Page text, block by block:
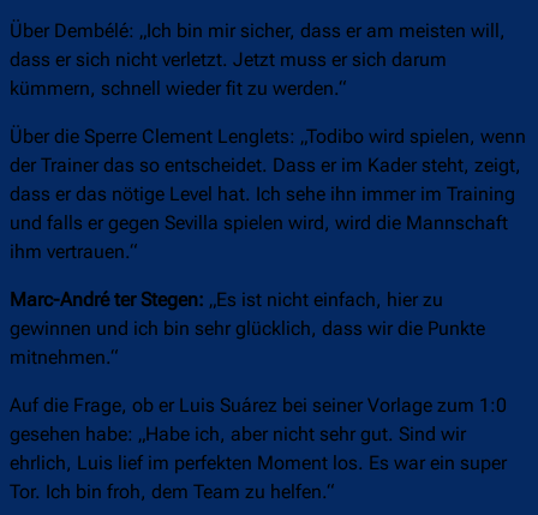
Über Dembélé: „Ich bin mir sicher, dass er am meisten will,
dass er sich nicht verletzt. Jetzt muss er sich darum
kümmern, schnell wieder fit zu werden.“
Über die Sperre Clement Lenglets: „Todibo wird spielen, wenn
der Trainer das so entscheidet. Dass er im Kader steht, zeigt,
dass er das nötige Level hat. Ich sehe ihn immer im Training
und falls er gegen Sevilla spielen wird, wird die Mannschaft
ihm vertrauen.“
Marc-André ter Stegen: „Es ist nicht einfach, hier zu
gewinnen und ich bin sehr glücklich, dass wir die Punkte
mitnehmen.“
Auf die Frage, ob er Luis Suárez bei seiner Vorlage zum 1:0
gesehen habe: „Habe ich, aber nicht sehr gut. Sind wir
ehrlich, Luis lief im perfekten Moment los. Es war ein super
Tor. Ich bin froh, dem Team zu helfen.“